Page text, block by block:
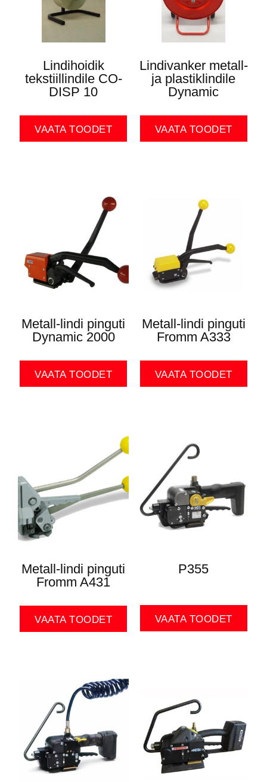
Lindihoidik
tekstiillindile CO-
DISP 10
VAATA TOODET
Lindivanker metall-
ja plastiklindile
Dynamic
VAATA TOODET
Metall-lindi pinguti
Dynamic 2000
VAATA TOODET
Metall-lindi pinguti
Fromm A333
VAATA TOODET
Metall-lindi pinguti
Fromm A431
VAATA TOODET
P355
VAATA TOODET